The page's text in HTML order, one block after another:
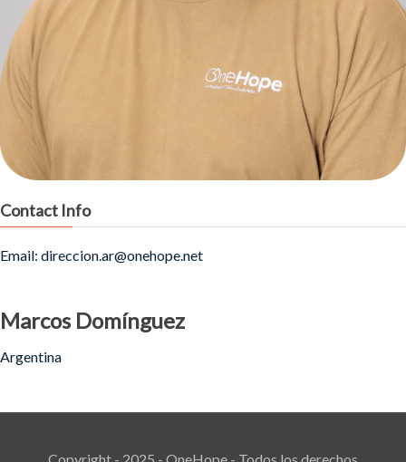
Contact Info
Email: direccion.ar@onehope.net
Marcos Domínguez
Argentina